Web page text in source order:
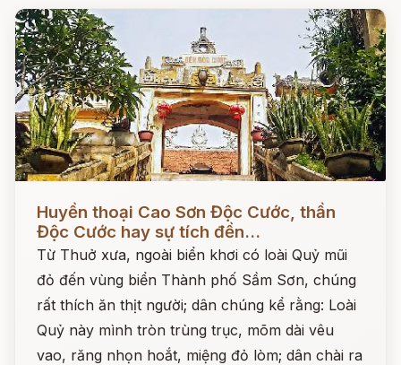
Đọc ngay
Huyền thoại Cao Sơn Độc Cước, thần
Độc Cước hay sự tích đền...
Từ Thuở xưa, ngoài biển khơi có loài Quỷ mũi
đỏ đến vùng biển Thành phố Sầm Sơn, chúng
rất thích ăn thịt người; dân chúng kể rằng: Loài
Quỷ này mình tròn trùng trục, mõm dài vêu
vao, răng nhọn hoắt, miệng đỏ lòm; dân chài ra